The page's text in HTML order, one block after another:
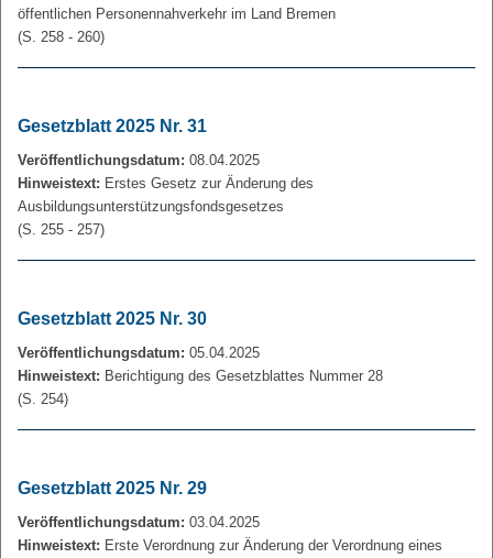
öffentlichen Personennahverkehr im Land Bremen
(S. 258 - 260)
Gesetzblatt 2025 Nr. 31
Veröffentlichungsdatum: 08.04.2025
Hinweistext: Erstes Gesetz zur Änderung des
Ausbildungsunterstützungsfondsgesetzes
(S. 255 - 257)
Gesetzblatt 2025 Nr. 30
Veröffentlichungsdatum: 05.04.2025
Hinweistext: Berichtigung des Gesetzblattes Nummer 28
(S. 254)
Gesetzblatt 2025 Nr. 29
Veröffentlichungsdatum: 03.04.2025
Hinweistext: Erste Verordnung zur Änderung der Verordnung eines